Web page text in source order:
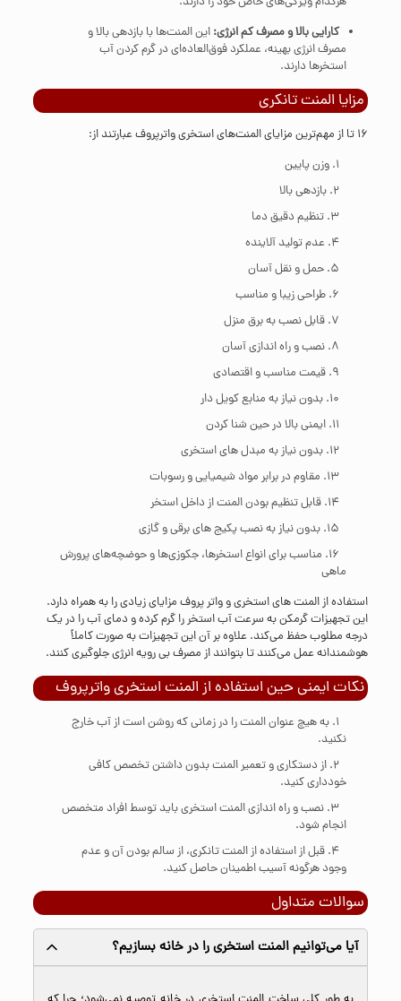
کارایی بالا و مصرف کم انرژی: این المنت‌ها با بازدهی بالا و
مصرف انرژی بهینه، عملکرد فوق‌العاده‌ای در گرم کردن آب
استخرها دارند.
مزایا المنت تانکری
۱6 تا از مهم‌ترین مزایای المنت‌های استخری واترپروف عبارتند از:
وزن پایین
بازدهی بالا
تنظیم دقیق دما
عدم تولید آلاینده
حمل و نقل آسان
طراحی زیبا و مناسب
قابل نصب به برق منزل
نصب و راه اندازی آسان
قیمت مناسب و اقتصادی
بدون نیاز به منابع کویل دار
ایمنی بالا در حین شنا کردن
بدون نیاز به مبدل های استخری
مقاوم در برابر مواد شیمیایی و رسوبات
قابل تنظیم بودن المنت از داخل استخر
بدون نیاز به نصب پکیج های برقی و گازی
مناسب برای انواع استخرها، جکوزی‌ها و حوضچه‌های پرورش
ماهی
استفاده از المنت های استخری و واتر پروف مزایای زیادی را به همراه دارد.
این تجهیزات گرمکن به سرعت آب استخر را گرم کرده و دمای آب را در یک
درجه مطلوب حفظ می‌کند. علاوه بر آن این تجهیزات به صورت کاملاً
هوشمندانه عمل می‌کنند تا بتوانند از مصرف بی رویه انرژی جلوگیری کنند.
نکات ایمنی حین استفاده از المنت استخری واترپروف
به هیچ عنوان المنت را در زمانی که روشن است از آب خارج
نکنید.
از دستکاری و تعمیر المنت بدون داشتن تخصص کافی
خودداری کنید.
نصب و راه اندازی المنت استخری باید توسط افراد متخصص
انجام شود.
قبل از استفاده از المنت تانکری، از سالم بودن آن و عدم
وجود هرگونه آسیب اطمینان حاصل کنید.
سوالات متداول
آیا می‌توانیم المنت استخری را در خانه بسازیم؟